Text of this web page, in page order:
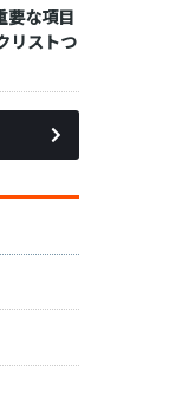
要な項目
リストつ